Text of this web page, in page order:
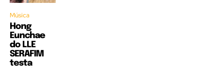
Música
Hong
Eunchae
do LLE
SERAFIM
testa